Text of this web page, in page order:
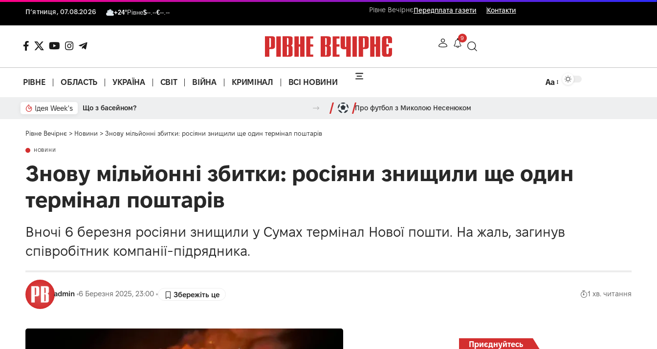
П’ятниця, 07.08.2026 +24°Рівне$--.--€--.-- Рівне ВечірнєПередплата газети Контакти
9
РІВНЕ ОБЛАСТЬ УКРАЇНА СВІТ ВІЙНА КРИМІНАЛ ВСІ НОВИНИ Аа
Ідея Week's Від паркану до картонки Про футбол з Миколою Несенюком
Рівне Вечірнє > Новини > Знову мільйонні збитки: росіяни знищили ще один термінал поштарів
НОВИНИ
Знову мільйонні збитки: росіяни знищили ще один
термінал поштарів
Вночі 6 березня росіяни знищили у Сумах термінал Нової пошти. На жаль, загинув
співробітник компанії-підрядника.
admin 6 Березня 2025, 23:00 1 хв. читання
Приєднуйтесь